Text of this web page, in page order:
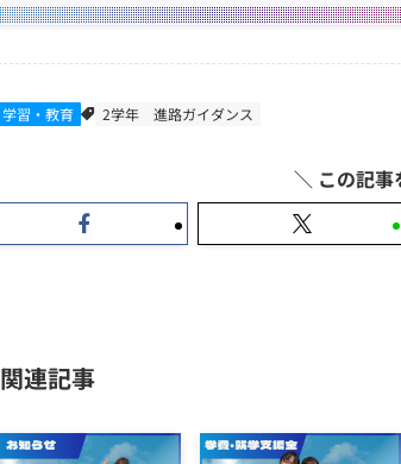
学習・教育 2学年 進路ガイダンス
関連記事